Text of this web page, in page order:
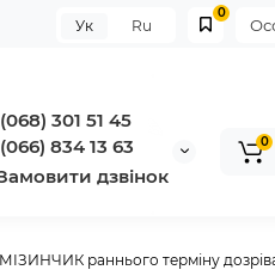
0
Ук Ru
301 51 45
834 13 63
дзвінок
0
раннього терміну